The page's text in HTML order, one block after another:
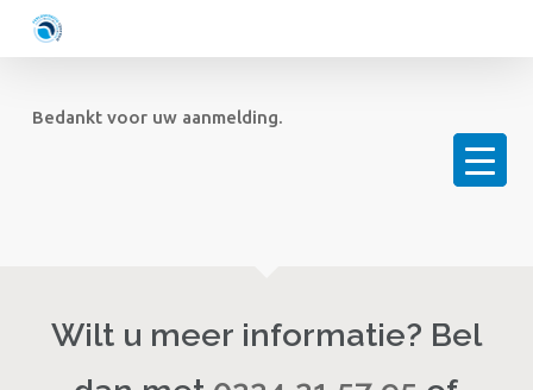
main
Bedankt voor uw aanmelding.
Wilt u meer informatie? Bel